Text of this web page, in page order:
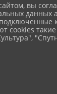
ЖИЗНЬ
ДНЮ
вы
данных
cookies